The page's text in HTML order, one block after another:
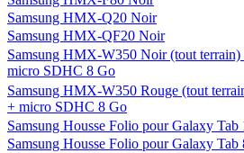
Samsung HMX-Q20 Noir
Samsung HMX-QF20 Noir
Samsung HMX-W350 Noir (tout
micro SDHC 8 Go
Samsung HMX-W350 Rouge (tout
+ micro SDHC 8 Go
Samsung Housse Folio pour Galaxy Tab
Samsung Housse Folio pour Galaxy Tab